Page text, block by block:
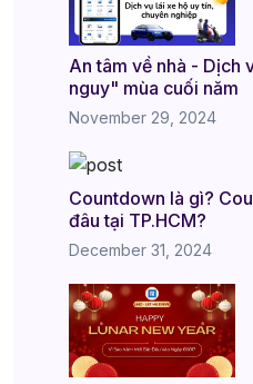
An tâm về nhà - Dịch
nguy" mùa cuối năm
November 29, 2024
Countdown là gì?
đâu tại TP.HCM?
December 31, 2024